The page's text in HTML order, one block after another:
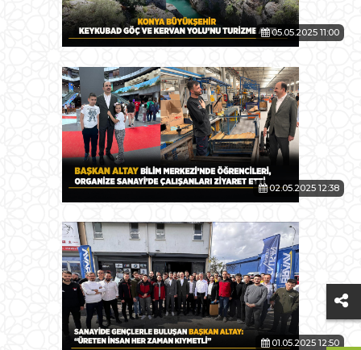
05.05.2025 11:00
02.05.2025 12:38
01.05.2025 12:50